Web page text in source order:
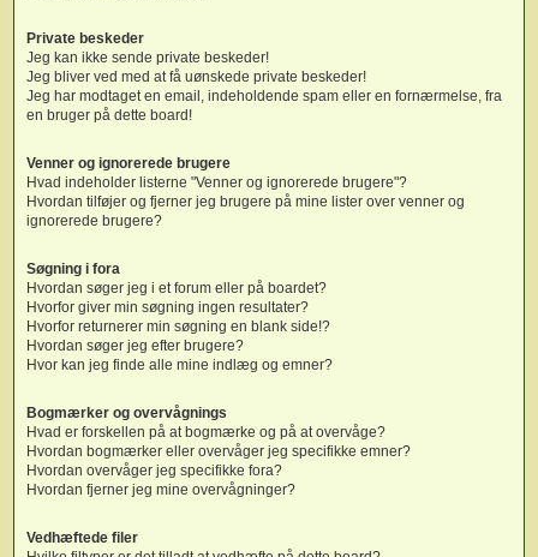
Private beskeder
Jeg kan ikke sende private beskeder!
Jeg bliver ved med at få uønskede private beskeder!
Jeg har modtaget en email, indeholdende spam eller en fornærmelse, fra
en bruger på dette board!
Venner og ignorerede brugere
Hvad indeholder listerne "Venner og ignorerede brugere"?
Hvordan tilføjer og fjerner jeg brugere på mine lister over venner og
ignorerede brugere?
Søgning i fora
Hvordan søger jeg i et forum eller på boardet?
Hvorfor giver min søgning ingen resultater?
Hvorfor returnerer min søgning en blank side!?
Hvordan søger jeg efter brugere?
Hvor kan jeg finde alle mine indlæg og emner?
Bogmærker og overvågnings
Hvad er forskellen på at bogmærke og på at overvåge?
Hvordan bogmærker eller overvåger jeg specifikke emner?
Hvordan overvåger jeg specifikke fora?
Hvordan fjerner jeg mine overvågninger?
Vedhæftede filer